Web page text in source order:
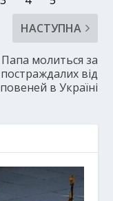
НАСТУПНА
Папа молиться за
постраждалих від
повеней в Україні